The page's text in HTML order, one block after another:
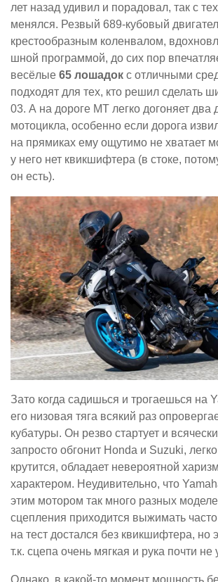
лет назад удивил и порадовал, так с
менялся. Резвый 689-кубовый
крестообразным коленвалом,
шной программой, до сих пор
весёлые 65 лошадок с отличными
подходят для тех, кто решил сделать
03. А на дороге MT легко догоняет два
мотоцикла, особенно если дорога
на прямиках ему ощутимо не хватает
у него нет квикшифтера (в стоке,
он есть).
Зато когда садишься и трогаешься на
его низовая тяга всякий раз
кубатуры. Он резво стартует и
запросто обгонит Honda и Suzuki,
крутится, обладает невероятной
характером. Неудивительно, что
этим мотором так много разных
сцепления приходится выжимать
на тест достался без квикшифтера, но
т.к. сцепа очень мягкая и рука почти не
Однако, в какой-то момент мощность